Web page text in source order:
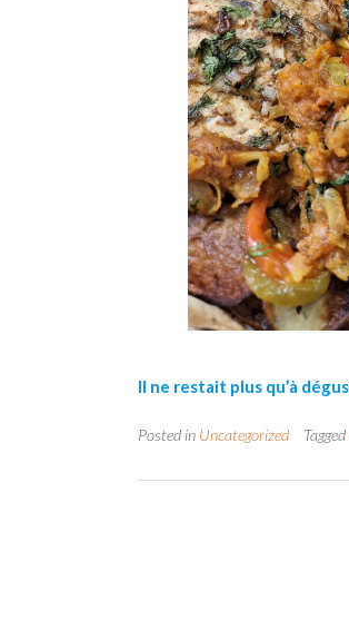
Il ne restait plus qu’à
Posted in Uncategorized Tagged